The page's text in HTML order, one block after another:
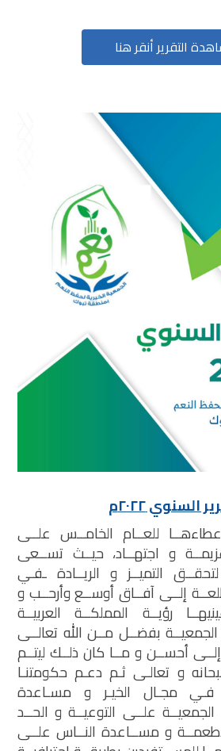
التقرير أنقر هنا
السنوي ٢٠٢٢م
للعــام الخامــس علــى
و اجتهــاد، حيــث تســعى
التميــز و الريــادة ـفـي
إلــى آفــاق أوســع وأرحــب و
رؤيــة المملكــة العربيــة
2030. و الجمعيــة بفضــل مــن الله تعالــى
أحســن و مــا كان ذلــك ليتــم
و تعالـى ثـم دعـم حكومتنـا
فـي مجـال الخيـر و مسـاعدة
علــى التوعيــة و الحــد
و مســاعدة النــاس علــى